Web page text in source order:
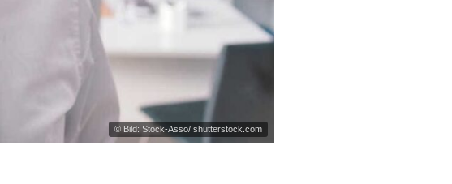
© Bild: Stock-Asso/ shutterstock.com